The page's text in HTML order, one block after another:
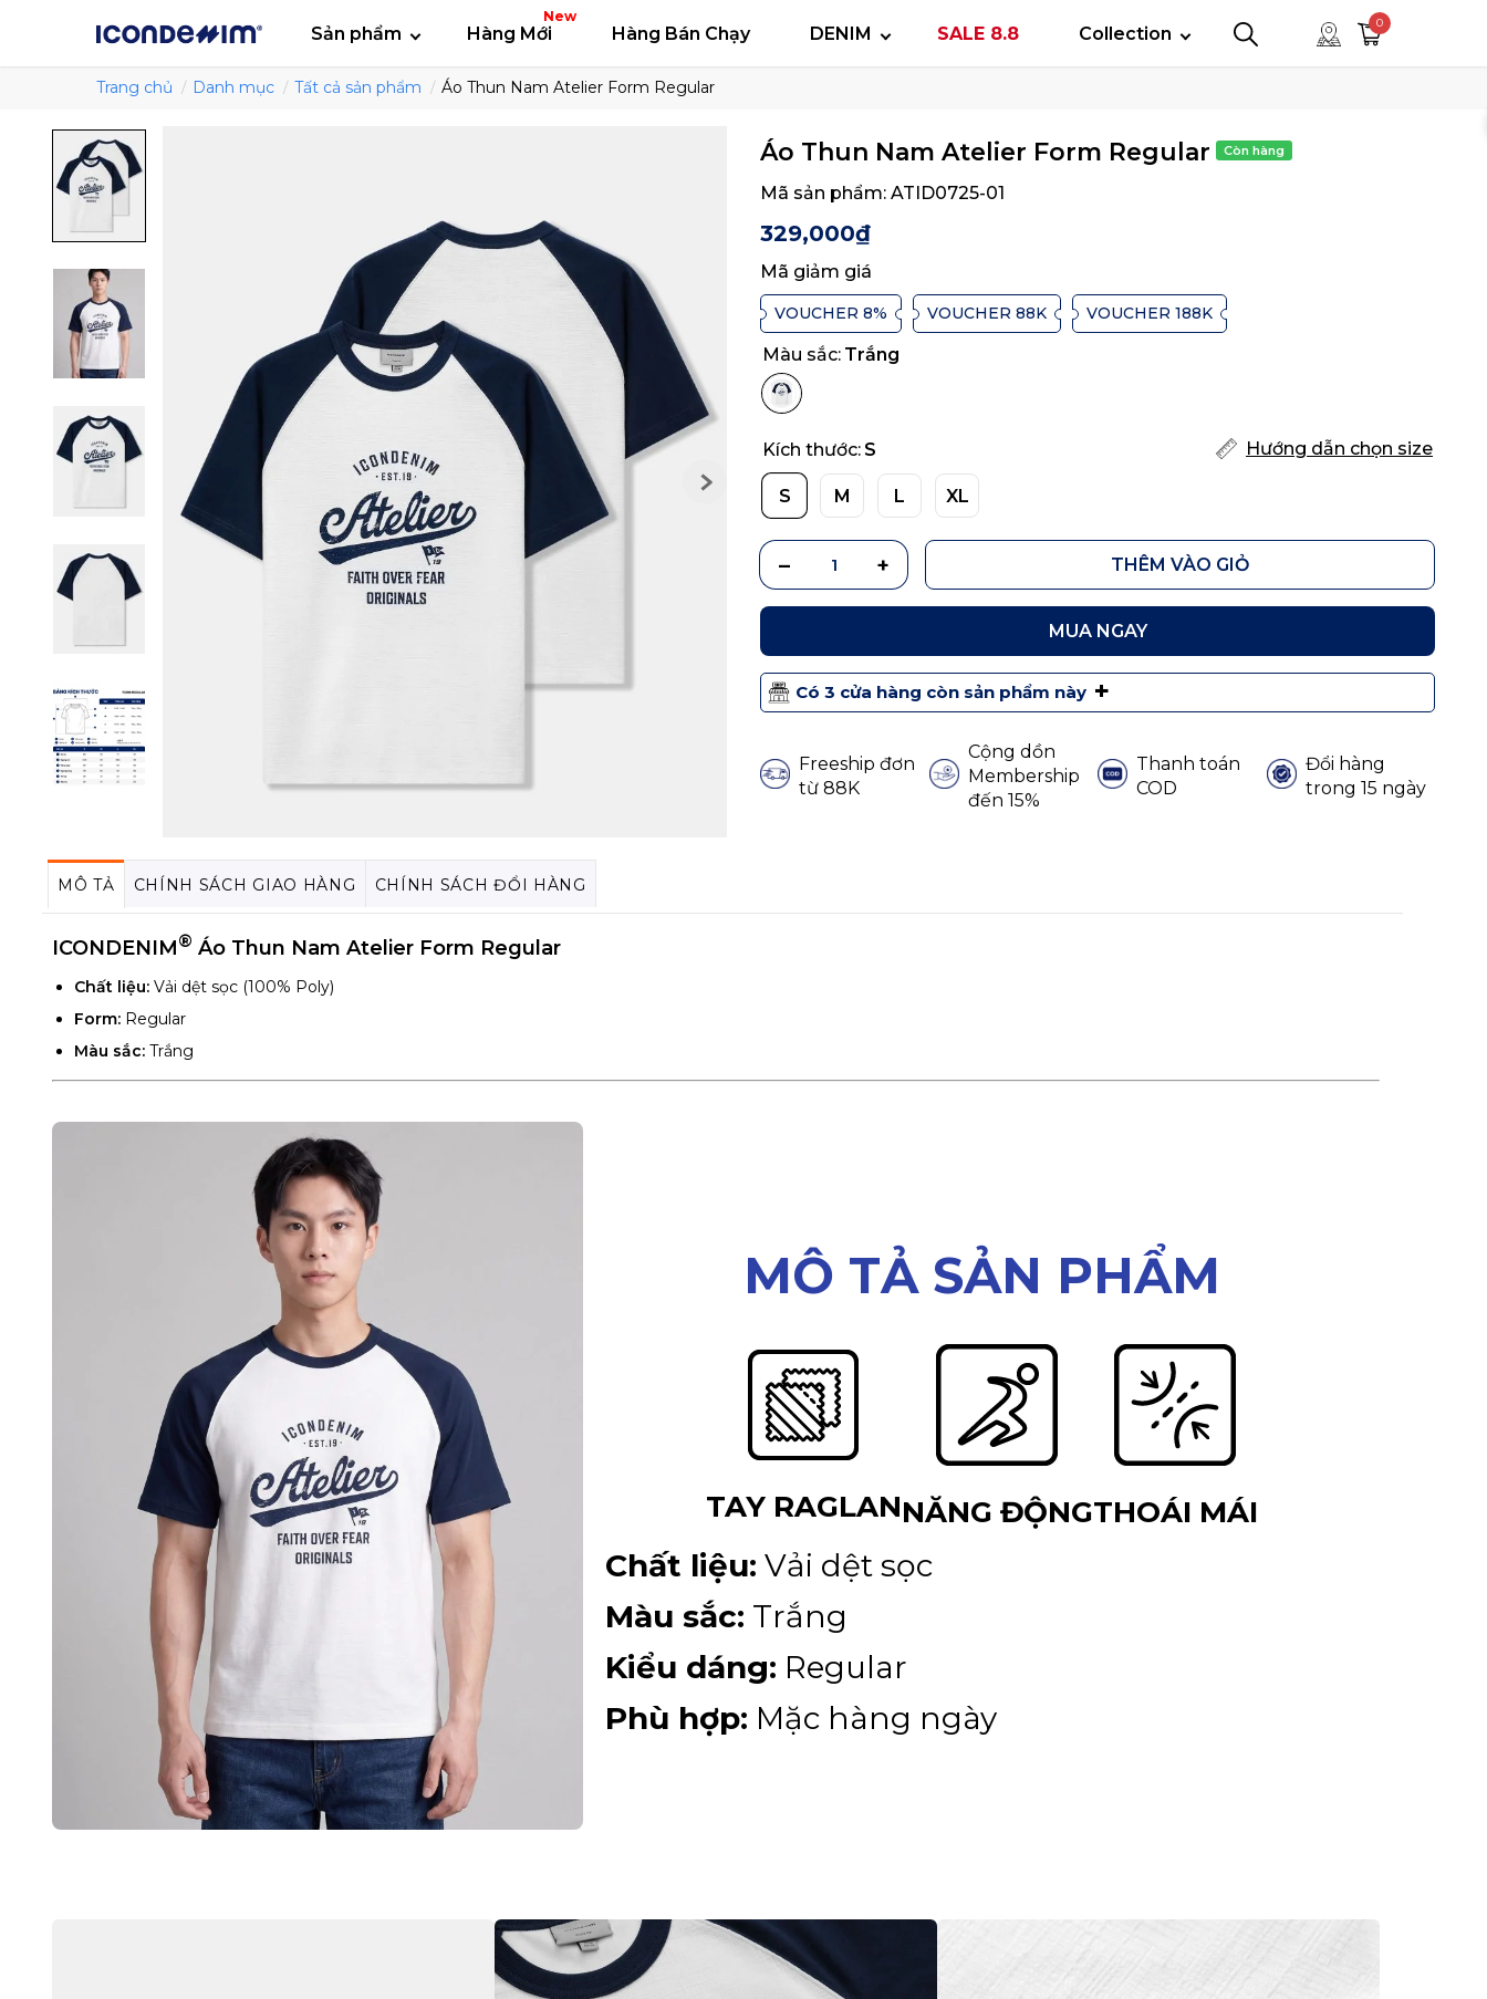
Sản phẩm Hàng Mới
New
Hàng Bán Chạy DENIM SALE 8.8 Collection
0
Trang chủ Danh mục Tất cả sản phẩm Áo Thun Nam Atelier Form Regular
Áo Thun Nam Atelier Form Regular
Mã sản phẩm: ATID0725-01
329,000₫
Mã giảm giá
VOUCHER 8% VOUCHER 88K VOUCHER 188K
Màu sắc: Trắng
Kích thước: S Hướng dẫn chọn size
S M L XL
THÊM VÀO GIỎ
MUA NGAY
Có 3 cửa hàng còn sản phẩm này +
Freeship đơn
từ 88K
Cộng dồn
Membership
đến 15%
Thanh toán
COD
Đổi hàng
trong 15 ngày
MÔ TẢ CHÍNH SÁCH GIAO HÀNG CHÍNH SÁCH ĐỔI HÀNG
ICONDENIM® Áo Thun Nam Atelier Form Regular
Chất liệu: Vải dệt sọc (100% Poly)
Form: Regular
Màu sắc: Trắng
MÔ TẢ SẢN PHẨM
TAY RAGLANNĂNG ĐỘNGTHOÁI MÁI
Chất liệu: Vải dệt sọc
Màu sắc: Trắng
Kiểu dáng: Regular
Phù hợp: Mặc hàng ngày